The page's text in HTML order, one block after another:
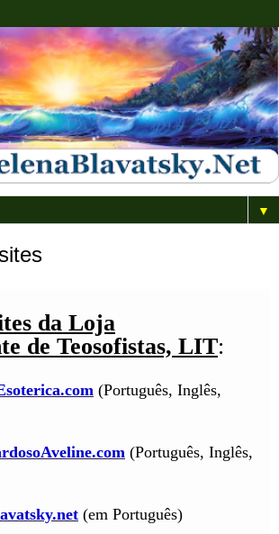
▼
da Loja
de Teosofistas, LIT:
(Português, Inglês,
(Português, Inglês,
(em Português)